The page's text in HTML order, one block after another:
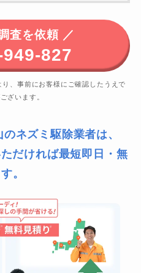
査を依頼 ／
827
、事前にお客様にご確認したうえで
ざいます。
ネズミ駆除業者は、
だければ最短即日・無
。